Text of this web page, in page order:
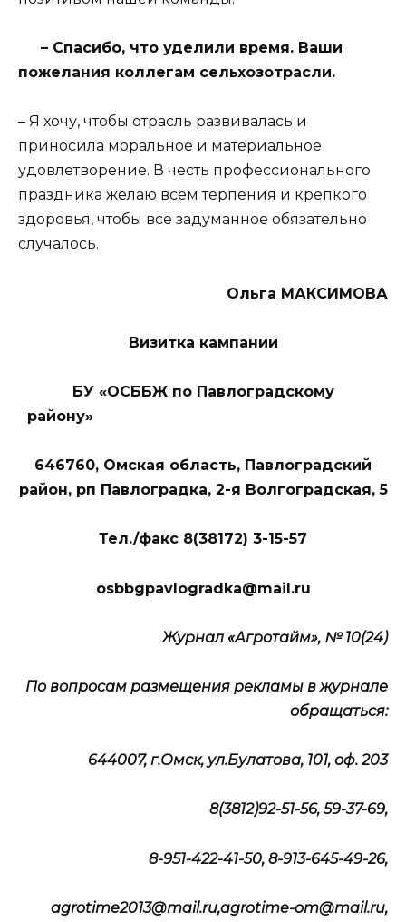
– Спасибо, что уделили время. Ваши
пожелания коллегам сельхозотрасли.
– Я хочу, чтобы отрасль развивалась и
приносила моральное и материальное
удовлетворение. В честь профессионального
праздника желаю всем терпения и крепкого
здоровья, чтобы все задуманное обязательно
случалось.
Ольга МАКСИМОВА
Визитка кампании
БУ «ОСББЖ по Павлоградскому
району»
646760, Омская область, Павлоградский
район, рп Павлоградка, 2-я Волгоградская, 5
Тел./факс 8(38172) 3-15-57
osbbgpavlogradka@mail.ru
Журнал «Агротайм», № 10(24)
По вопросам размещения рекламы в журнале
обращаться:
644007, г.Омск, ул.Булатова, 101, оф. 203
8(3812)92-51-56, 59-37-69,
8-951-422-41-50, 8-913-645-49-26,
agrotime2013@mail.ru,agrotime-om@mail.ru,